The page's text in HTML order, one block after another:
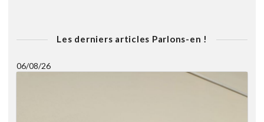
Les derniers articles Parlons-en !
06/08/26